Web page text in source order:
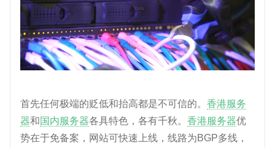
首先任何极端的贬低和抬高都是不可信的。 香港服务
器和国内服务器各具特色，各有千秋。 香港服务器优
势在于免备案，网站可快速上线，线路为BGP多线，